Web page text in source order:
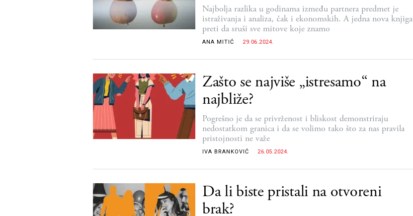
Najbolja razlika u godinama između partnera predmet je
istraživanja i analiza, čak i ekonomskih. A jedna nova knjiga
preti da sruši sve mitove koje znamo
ANA MITIĆ 29.06.2024.
Zašto se najviše „istresamo“ na
najbliže?
Pogrešno je da se privrženost i bliskost demonstriraju
nedostatkom granica i da se volimo tako što za nas pravila
pristojnosti ne važe
IVA BRANKOVIĆ 26.05.2024.
Da li biste pristali na otvoreni
brak?